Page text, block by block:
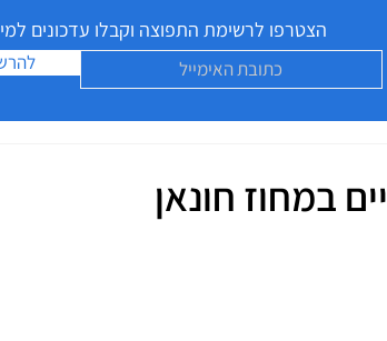
הצטרפו לרשימת התפוצה וקבלו עדכונים
במחוז חונאן